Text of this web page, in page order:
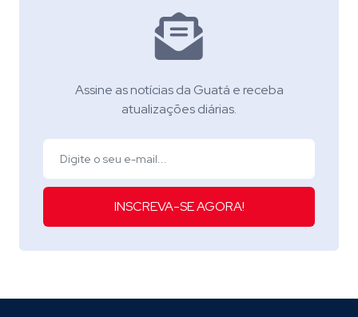
Assine as notícias da Guatá e receba
atualizações diárias.
INSCREVA-SE AGORA!